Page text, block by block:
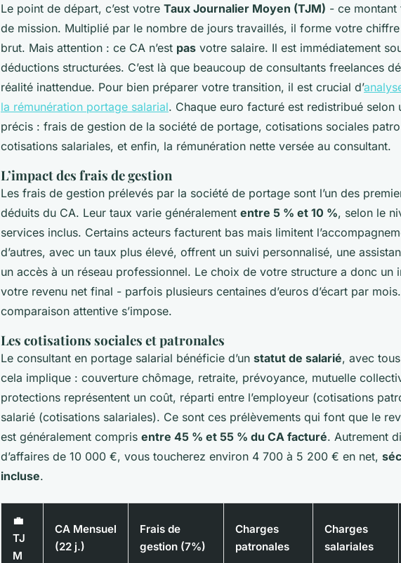
Le point de départ, c’est votre Taux Journalier Moyen (TJM) - ce
de mission. Multiplié par le nombre de jours travaillés, il forme votre chiffre
brut. Mais attention : ce CA n’est pas votre salaire. Il est immédiatement
déductions structurées. C’est là que beaucoup de consultants freelances
réalité inattendue. Pour bien préparer votre transition, il est crucial d’
la rémunération portage salarial. Chaque euro facturé est redistribué selon
précis : frais de gestion de la société de portage, cotisations sociales
cotisations salariales, et enfin, la rémunération nette versée au consultant.
L’impact des frais de gestion
Les frais de gestion prélevés par la société de portage sont l’un des
déduits du CA. Leur taux varie généralement entre 5 % et 10 %, selon le
services inclus. Certains acteurs facturent bas mais limitent
d’autres, avec un taux plus élevé, offrent un suivi personnalisé, une
un accès à un réseau professionnel. Le choix de votre structure a donc un
votre revenu net final - parfois plusieurs centaines d’euros d’écart par
comparaison attentive s’impose.
Les cotisations sociales et patronales
Le consultant en portage salarial bénéficie d’un statut de salarié, avec
cela implique : couverture chômage, retraite, prévoyance, mutuelle
protections représentent un coût, réparti entre l’employeur (cotisations
salarié (cotisations salariales). Ce sont ces prélèvements qui font que le
est généralement compris entre 45 % et 55 % du CA facturé. Autrement
d’affaires de 10 000 €, vous toucherez environ 4 700 à 5 200 € en net,
incluse.
💼
TJ
M
CA Mensuel
(22 j.)
Frais de
gestion (7%)
Charges
patronales
Charges
salariales